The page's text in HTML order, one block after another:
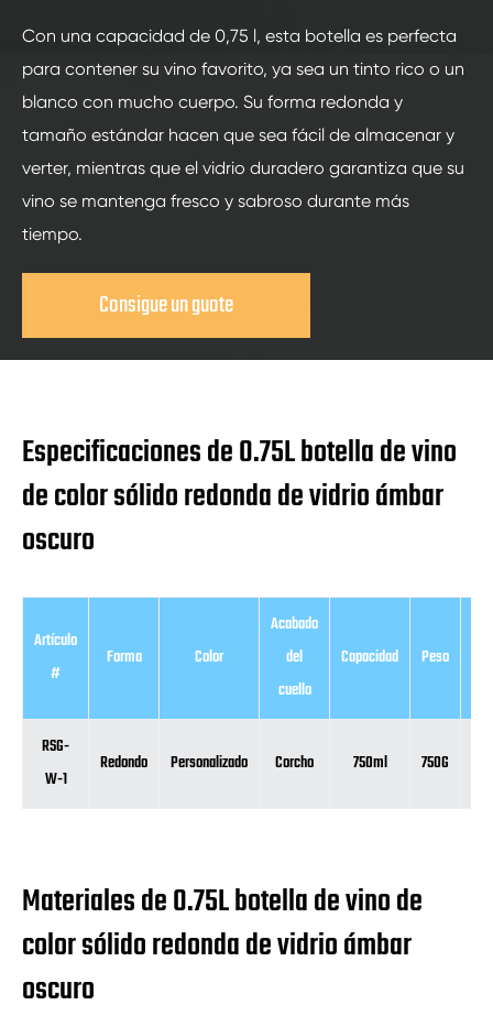
Con una capacidad de 0,75 l, esta botella es perfecta
para contener su vino favorito, ya sea un tinto rico o un
blanco con mucho cuerpo. Su forma redonda y
tamaño estándar hacen que sea fácil de almacenar y
verter, mientras que el vidrio duradero garantiza que su
vino se mantenga fresco y sabroso durante más
tiempo.
Consigue un guote
Especificaciones de 0.75L botella de vino
de color sólido redonda de vidrio ámbar
oscuro
Artículo
#
Forma Color
Acabado
del
cuello
Capacidad Peso
RSG-
W-1
Redondo Personalizado Corcho 750ml 750G
Materiales de 0.75L botella de vino de
color sólido redonda de vidrio ámbar
oscuro